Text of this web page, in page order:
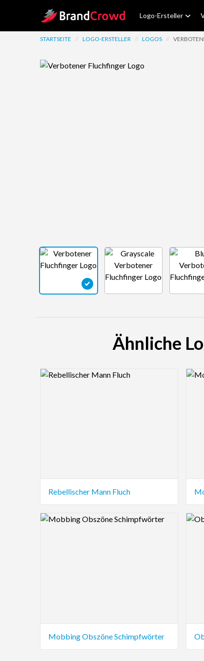
Site Logo Logo-Ersteller
STARTSEITE // LOGO-ERSTELLER // LOGOS //
Ähnliche
Logo Preview Image
Rebellischer Mann Fluch
Logo Preview Image
Mobbing Obszöne Schimpfwörter